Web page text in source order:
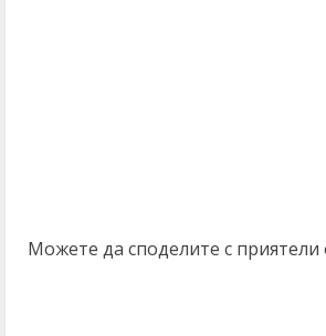
Можете да споделите с приятели